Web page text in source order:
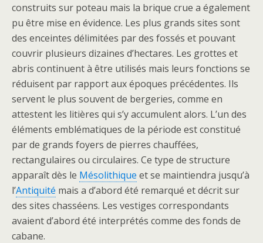
construits sur poteau mais la brique crue a également
pu être mise en évidence. Les plus grands sites sont
des enceintes délimitées par des fossés et pouvant
couvrir plusieurs dizaines d’hectares. Les grottes et
abris continuent à être utilisés mais leurs fonctions se
réduisent par rapport aux époques précédentes. Ils
servent le plus souvent de bergeries, comme en
attestent les litières qui s’y accumulent alors. L’un des
éléments emblématiques de la période est constitué
par de grands foyers de pierres chauffées,
rectangulaires ou circulaires. Ce type de structure
apparaît dès le Mésolithique et se maintiendra jusqu’à
l’Antiquité mais a d’abord été remarqué et décrit sur
des sites chasséens. Les vestiges correspondants
avaient d’abord été interprétés comme des fonds de
cabane.